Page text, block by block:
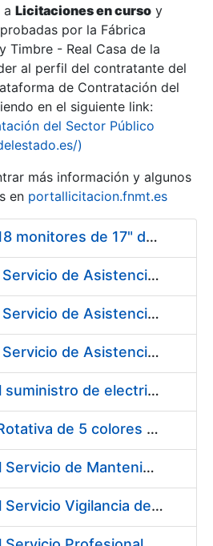
a Licitaciones en curso y
por la Fábrica
Timbre - Real Casa de la
al perfil del contratante del
de Contratación del
en el siguiente link:
del Sector Público
)
más información y algunos
en portallicitacion.fnmt.es
Enajenación de 18 monitores de 17" de distintos fabricantes
Contratación de Servicio de Asistencia Técnica Eléctrica en la Fábrica de Papel de Burgos durante el año 2017
Contratación de Servicio de Asistencia Técnica Mecánica en la Fábrica de Papel de Burgos durante el año 2017
Contratación de Servicio de Asistencia Técnica Obras Civiles en la Fábrica de Papel de Burgos durante el año 2017
Contratación del suministro de electricidad a los diferentes centros de trabajo de la FNMT-RCM
Enajenación de Rotativa de 5 colores Goebel Optiforma FRR-520
Contratación del Servicio de Mantenimiento y Soporte 8X5 para productos y desarrollos ReadSoft y productos Windows para el entorno de Digitalización 2017
Contratación del Servicio Vigilancia de la Salud y Diversas Actividades Preventivas en la Fábrica de Papel de Burgos y Actividades Sanitarias en los Centros de Trabajo de Madrid, de la FNMT-RCM